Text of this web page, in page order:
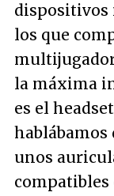
dispositivos
los que
la máxima
es el
hablábamos
unos
compatibles